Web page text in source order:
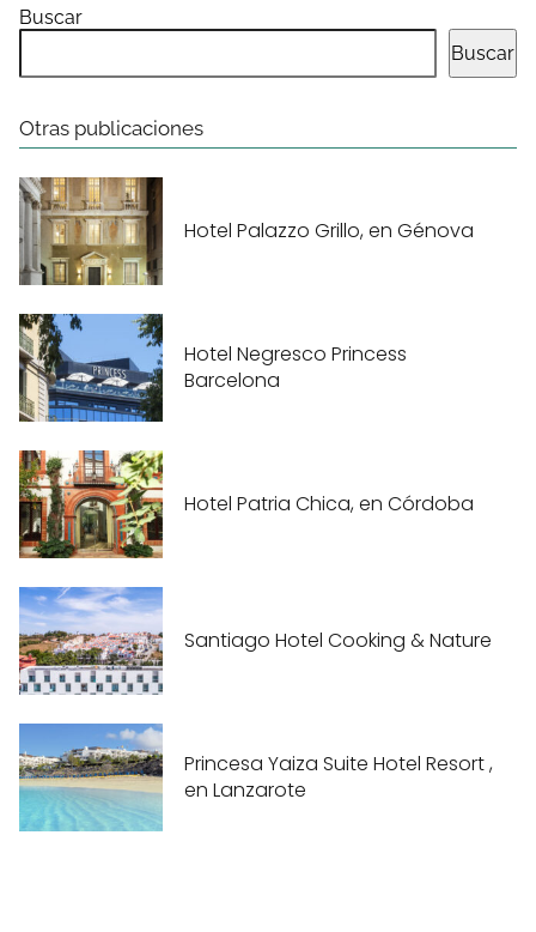
Buscar
Buscar
Otras publicaciones
Hotel Palazzo Grillo, en Génova
Hotel Negresco Princess
Barcelona
Hotel Patria Chica, en Córdoba
Santiago Hotel Cooking & Nature
Princesa Yaiza Suite Hotel Resort ,
en Lanzarote